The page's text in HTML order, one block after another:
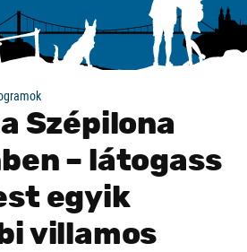
Szépilona
– látogass
egyik
villamos